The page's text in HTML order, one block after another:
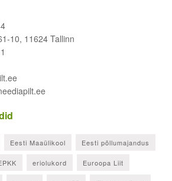
10, 11624 Tallinn
Eesti Maaülikool Eesti põllumajandus
eriolukord Euroopa Liit